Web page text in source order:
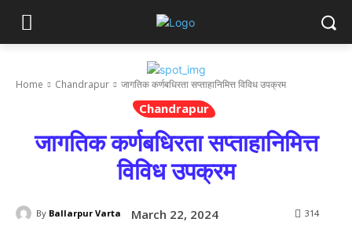
Home Chandrapur जागतिक कर्णबधिरता सप्ताहानिमित्त विविध उपक्रम
Chandrapur
जागतिक कर्णबधिरता सप्ताहानिमित्त
विविध उपक्रम
By Ballarpur Varta March 22, 2024 314